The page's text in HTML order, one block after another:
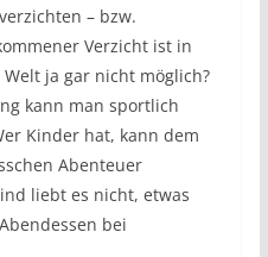
– bzw.
Verzicht ist in
ja gar nicht möglich?
kann man sportlich
Kinder hat, kann dem
Abenteuer
liebt es nicht, etwas
bei